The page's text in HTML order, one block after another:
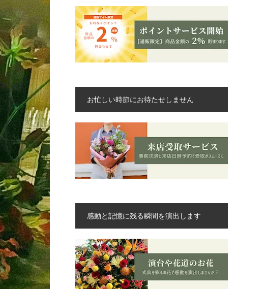
お忙しい時節にお待たせしません
感動と記憶に残る瞬間を演出します